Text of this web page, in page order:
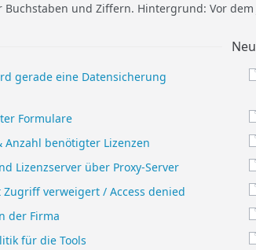
und Ziffern. Hintergrund: Vor
gerade eine Datensicherung
Formulare
benötigter Lizenzen
Lizenzserver über Proxy-Server
verweigert / Access denied
der Firma
für die Tools